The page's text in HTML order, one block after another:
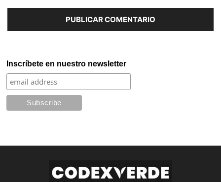
Inscríbete en nuestro newsletter